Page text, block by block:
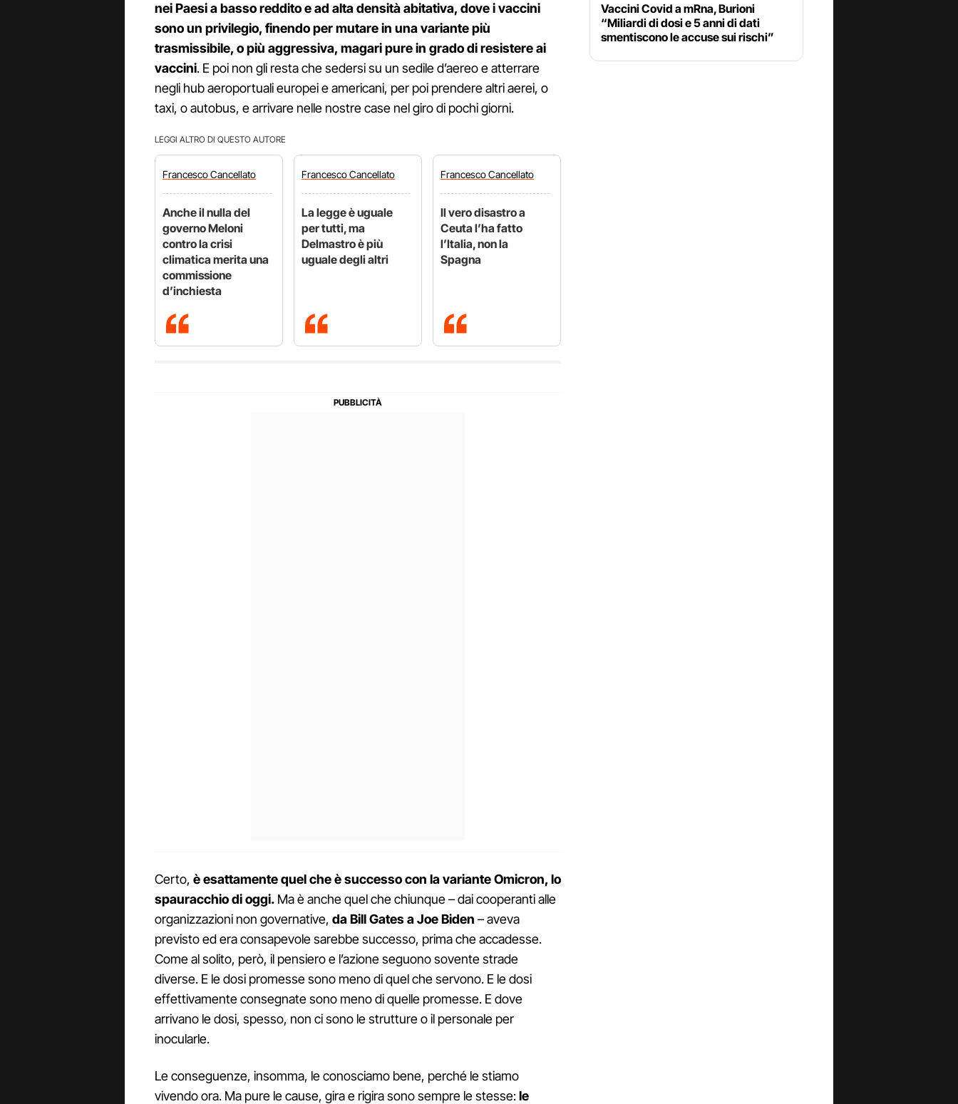
nei Paesi a basso reddito e ad alta densità abitativa, dove i vaccini
sono un privilegio, finendo per mutare in una variante più
trasmissibile, o più aggressiva, magari pure in grado di resistere ai
vaccini. E poi non gli resta che sedersi su un sedile d’aereo e atterrare
negli hub aeroportuali europei e americani, per poi prendere altri aerei, o
taxi, o autobus, e arrivare nelle nostre case nel giro di pochi giorni.
LEGGI ALTRO DI QUESTO AUTORE
FrancescoCancellato
Anche il nulla del
governo Meloni
contro la crisi
climatica merita una
commissione
d’inchiesta
FrancescoCancellato
La legge è uguale
per tutti, ma
Delmastro è più
uguale degli altri
FrancescoCancellato
Il vero disastro a
Ceuta l’ha fatto
l’Italia, non la
Spagna
Certo, è esattamente quel che è successo con la variante Omicron, lo
spauracchio di oggi. Ma è anche quel che chiunque – dai cooperanti alle
organizzazioni non governative, da Bill Gates a Joe Biden – aveva
previsto ed era consapevole sarebbe successo, prima che accadesse.
Come al solito, però, il pensiero e l’azione seguono sovente strade
diverse. E le dosi promesse sono meno di quel che servono. E le dosi
effettivamente consegnate sono meno di quelle promesse. E dove
arrivano le dosi, spesso, non ci sono le strutture o il personale per
inocularle.
Le conseguenze, insomma, le conosciamo bene, perché le stiamo
vivendo ora. Ma pure le cause, gira e rigira sono sempre le stesse:le
Vaccini Covid a mRna, Burioni
“Miliardi di dosi e 5 anni di dati
smentiscono le accuse sui rischi”